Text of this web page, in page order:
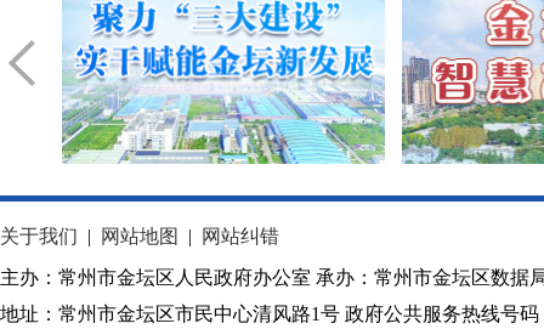
关于我们 | 网站地图 |
网站纠错
主办：常州市金坛区人民政府办公室 承办：常州市金坛区数据
地址：常州市金坛区市民中心清风路1号 政府公共服务热线号码